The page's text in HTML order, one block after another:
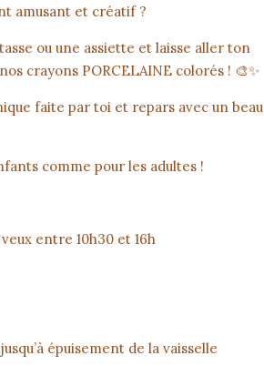
amusant et créatif ?
ou une assiette et laisse aller ton
crayons PORCELAINE colorés ! 🎨✨
faite par toi et repars avec un beau
comme pour les adultes !
entre 10h30 et 16h
épuisement de la vaisselle